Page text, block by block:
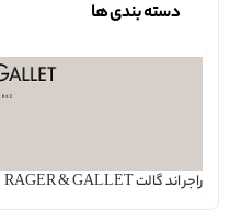
دسته بندی ها
راجر اند گالت RAGER & GALLET